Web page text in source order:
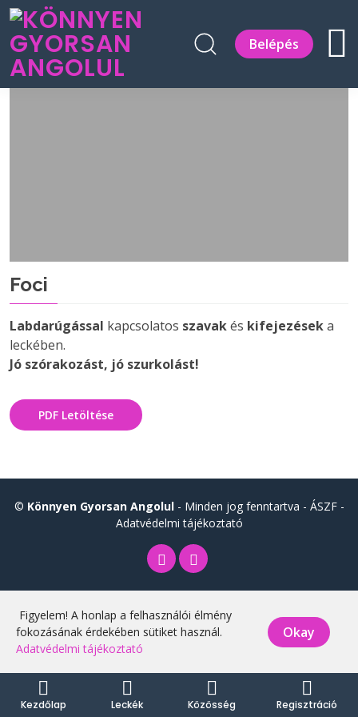
Belépés
Foci
Labdarúgással kapcsolatos szavakés kifejezéseka
leckében.
Jó szórakozást, jó szurkolást!
PDF Letöltése
© Könnyen Gyorsan Angolul- Minden jog fenntartva - ÁSZF-
Adatvédelmi tájékoztató
Figyelem! A honlap a felhasználói élmény
fokozásának érdekében sütiket használ.
Adatvédelmi tájékoztató
Okay
Kezdőlap Leckék Közösség Regisztráció